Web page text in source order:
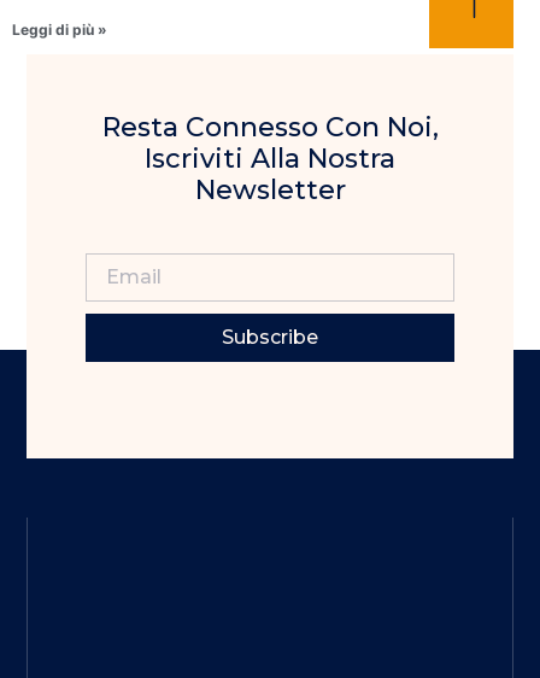
Leggi di più »
Resta Connesso Con Noi,
Iscriviti Alla Nostra
Newsletter
Subscribe